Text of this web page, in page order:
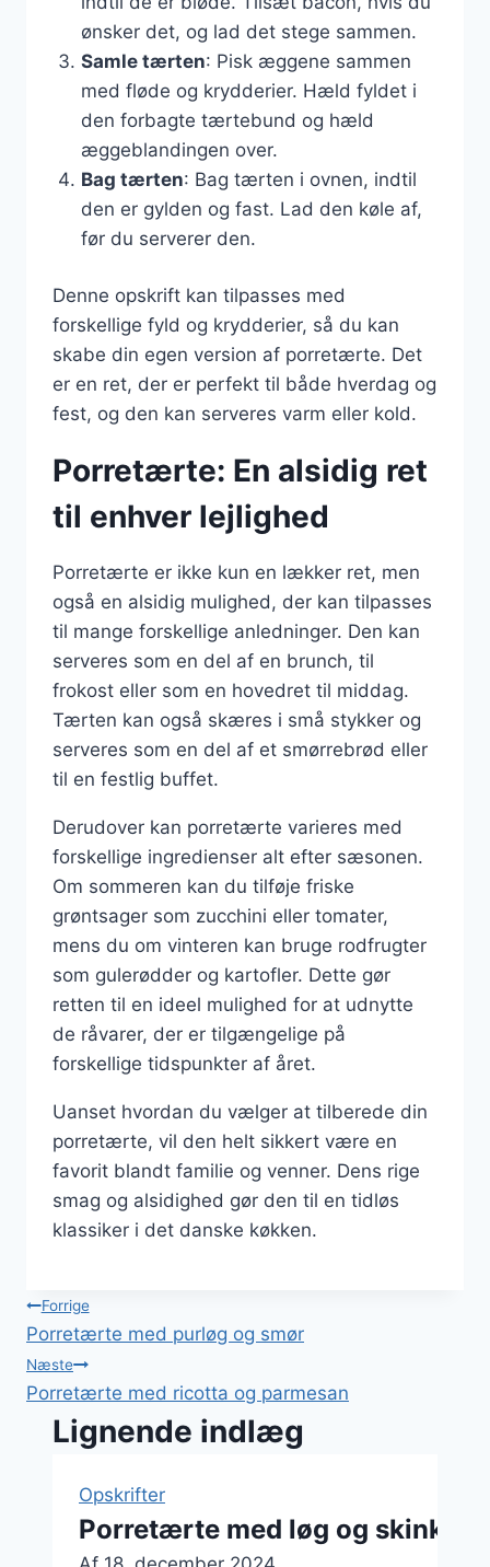
ønsker det, og lad det stege sammen.
Samle tærten: Pisk æggene sammen
med fløde og krydderier. Hæld fyldet i
den forbagte tærtebund og hæld
æggeblandingen over.
Bag tærten: Bag tærten i ovnen, indtil
den er gylden og fast. Lad den køle af,
før du serverer den.
Denne opskrift kan tilpasses med
forskellige fyld og krydderier, så du kan
skabe din egen version af porretærte. Det
er en ret, der er perfekt til både hverdag og
fest, og den kan serveres varm eller kold.
Porretærte: En alsidig ret
til enhver lejlighed
Porretærte er ikke kun en lækker ret, men
også en alsidig mulighed, der kan tilpasses
til mange forskellige anledninger. Den kan
serveres som en del af en brunch, til
frokost eller som en hovedret til middag.
Tærten kan også skæres i små stykker og
serveres som en del af et smørrebrød eller
til en festlig buffet.
Derudover kan porretærte varieres med
forskellige ingredienser alt efter sæsonen.
Om sommeren kan du tilføje friske
grøntsager som zucchini eller tomater,
mens du om vinteren kan bruge rodfrugter
som gulerødder og kartofler. Dette gør
retten til en ideel mulighed for at udnytte
de råvarer, der er tilgængelige på
forskellige tidspunkter af året.
Uanset hvordan du vælger at tilberede din
porretærte, vil den helt sikkert være en
favorit blandt familie og venner. Dens rige
smag og alsidighed gør den til en tidløs
klassiker i det danske køkken.
Indlægsnavigation
Forrige
Porretærte med purløg og smør
Næste
Porretærte med ricotta og parmesan
Lignende indlæg
Opskrifter
Porretærte med løg og skinke